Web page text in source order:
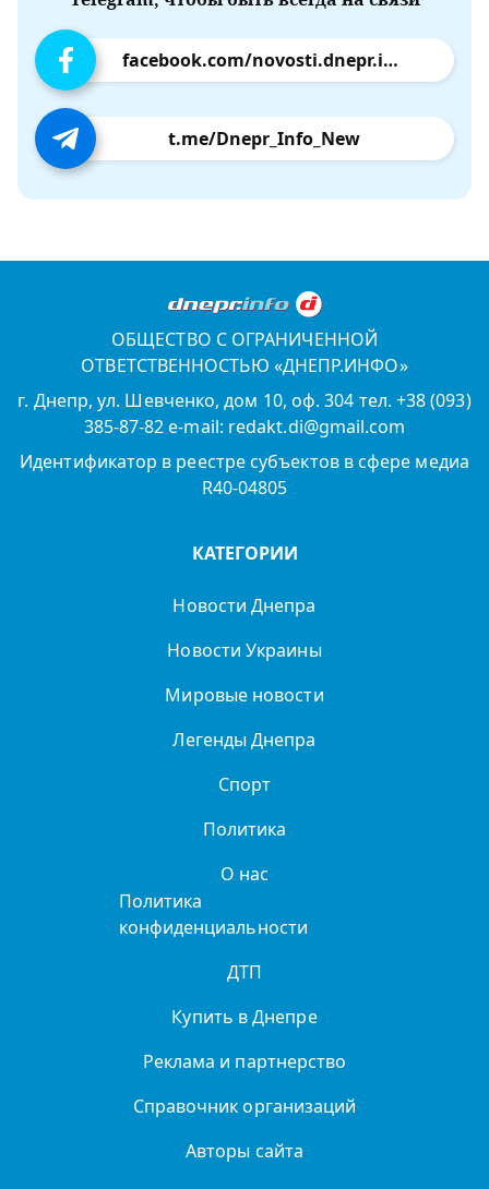
facebook.com/novosti.dnepr.info
t.me/Dnepr_Info_New
ОБЩЕСТВО С ОГРАНИЧЕННОЙ
ОТВЕТСТВЕННОСТЬЮ «ДНЕПР.ИНФО»
г. Днепр, ул. Шевченко, дом 10, оф. 304 тел. +38 (093)
385-87-82 e-mail: redakt.di@gmail.com
Идентификатор в реестре субъектов в сфере медиа
R40-04805
КАТЕГОРИИ
Новости Днепра
Новости Украины
Мировые новости
Легенды Днепра
Спорт
Политика
О нас
Политика
конфиденциальности
ДТП
Купить в Днепре
Реклама и партнерство
Справочник организаций
Авторы сайта